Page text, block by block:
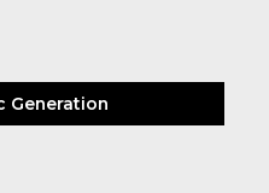
Generation